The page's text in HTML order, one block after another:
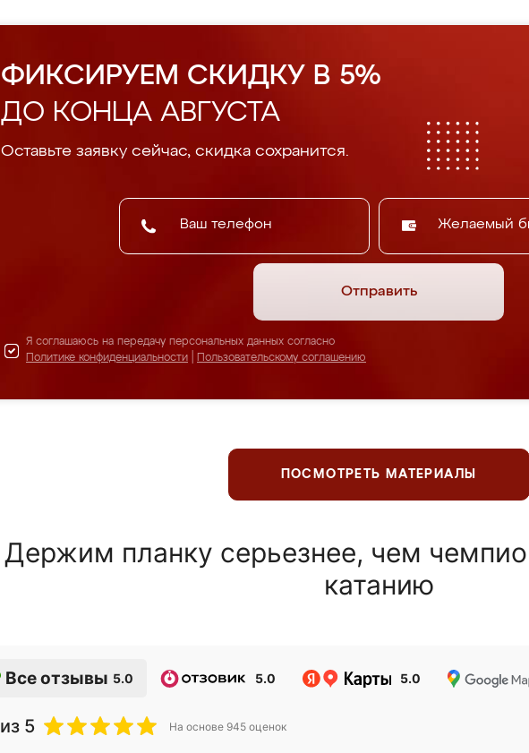
ФИКСИРУЕМ СКИДКУ В 5%
ДО КОНЦА АВГУСТА
Оставьте заявку сейчас, скидка сохранится.
Желаемый
Отправить
Я соглашаюсь на передачу персональных данных согласно
Политике конфиденциальности
Пользовательскому соглашению
ПОСМОТРЕТЬ МАТЕРИАЛЫ
Держим планку серьезнее, чем
катанию
Все отзывы 5.0 5.0 5.0
из 5 На основе 945 оценок